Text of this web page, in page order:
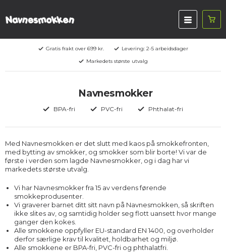
Gratis frakt over 699 kr.
Levering: 2-5 arbeidsdager
Markedets største utvalg
Navnesmokker
BPA-fri PVC-fri Phthalat-fri
Med Navnesmokken er det slutt med kaos på smokkefronten,
med bytting av smokker, og smokker som blir borte! Vi var de
første i verden som lagde Navnesmokker, og i dag har vi
markedets største utvalg.
Vi har Navnesmokker fra 15 av verdens førende
smokkeprodusenter.
Vi graverer barnet ditt sitt navn på Navnesmokken, så skriften
ikke slites av, og samtidig holder seg flott uansett hvor mange
ganger den kokes.
Alle smokkene oppfyller EU-standard EN 1400, og overholder
derfor særlige krav til kvalitet, holdbarhet og miljø.
Alle smokkene er BPA-fri, PVC-fri og phthalatfri.